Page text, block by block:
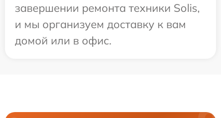
завершении ремонта техники Solis,
и мы организуем доставку к вам
домой или в офис.